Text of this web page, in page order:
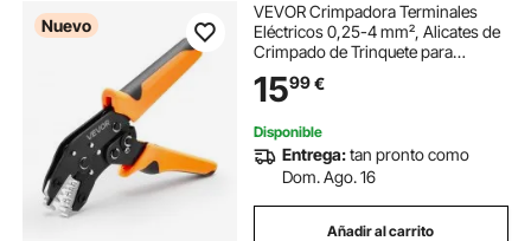
Nuevo
VEVOR Crimpadora Terminales
Eléctricos 0,25-4 mm², Alicates de
Crimpado de Trinquete para
Terminales de Cables Eléctricos,
con Presión Ajustable y Liberación
Sistema AWG
1599€
Disponible
Entrega:tan pronto como
Dom. Ago. 16
Añadir al carrito